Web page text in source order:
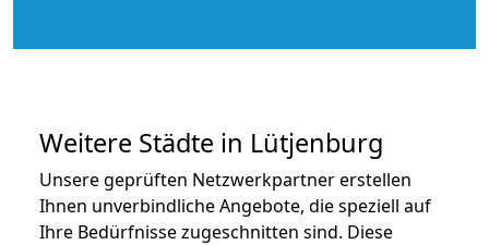
Weitere Städte in Lütjenburg
Unsere geprüften Netzwerkpartner erstellen
Ihnen unverbindliche Angebote, die speziell auf
Ihre Bedürfnisse zugeschnitten sind. Diese